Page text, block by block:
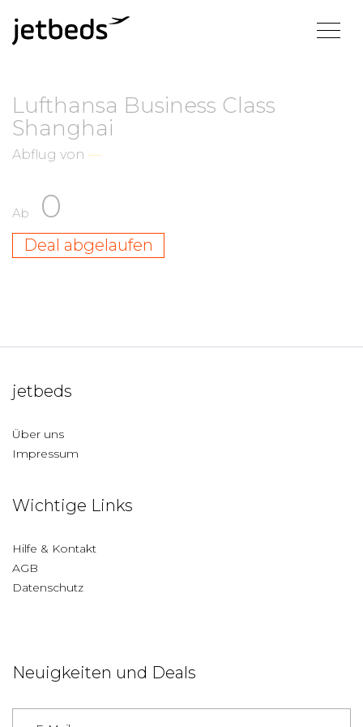
Lufthansa Business Class
Shanghai
Abflug von —
Ab 0
Deal abgelaufen
jetbeds
Über uns
Impressum
Wichtige Links
Hilfe & Kontakt
AGB
Datenschutz
Neuigkeiten und Deals